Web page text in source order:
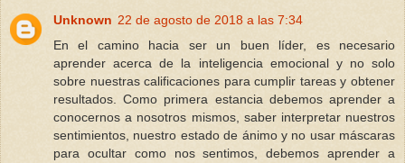
Unknown 22 de agosto de 2018 a las 7:34
En el camino hacia ser un buen líder, es necesario
aprender acerca de la inteligencia emocional y no solo
sobre nuestras calificaciones para cumplir tareas y obtener
resultados. Como primera estancia debemos aprender a
conocernos a nosotros mismos, saber interpretar nuestros
sentimientos, nuestro estado de ánimo y no usar máscaras
para ocultar como nos sentimos, debemos aprender a